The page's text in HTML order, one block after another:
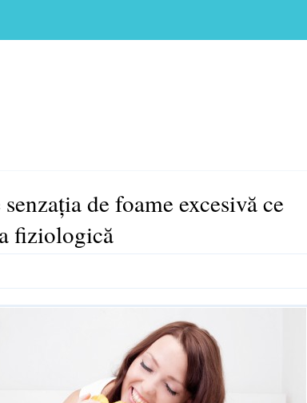
de foame excesivă ce
fiziologică